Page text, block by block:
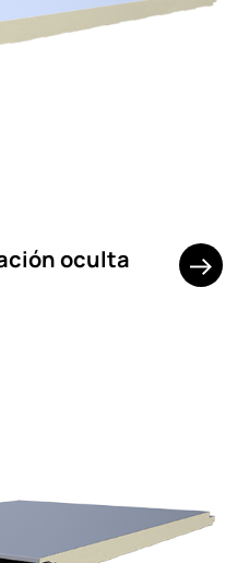
oculta